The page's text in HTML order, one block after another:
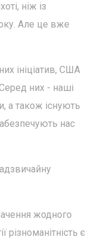
ніж із
Але це вже
ініціатив, США
них - наші
а також існують
нас
жодного
різноманітність є